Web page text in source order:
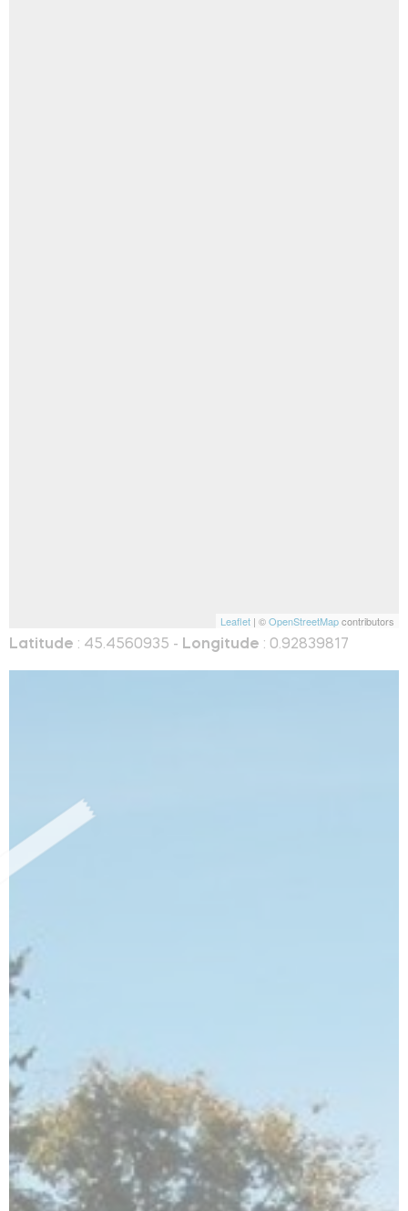
Leaflet | ©OpenStreetMapcontributors
Latitude : 45.4560935 - Longitude : 0.92839817